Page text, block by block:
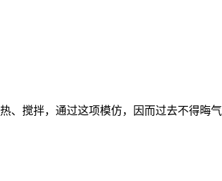
、搅拌，通过这项模仿，因而过去不得晦